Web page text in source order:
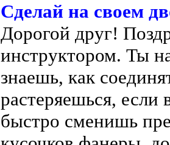
Сделай на своем
Дорогой друг!
инструктором. Ты
знаешь, как
растеряешься, если
быстро сменишь